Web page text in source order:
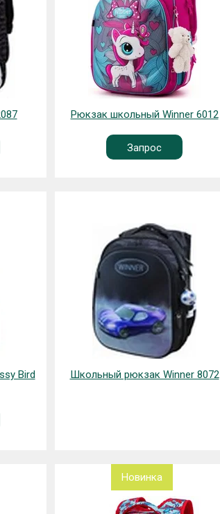
Рюкзак школьный Winner 6012
Запрос
Bird
Школьный рюкзак Winner 8072
Новинка